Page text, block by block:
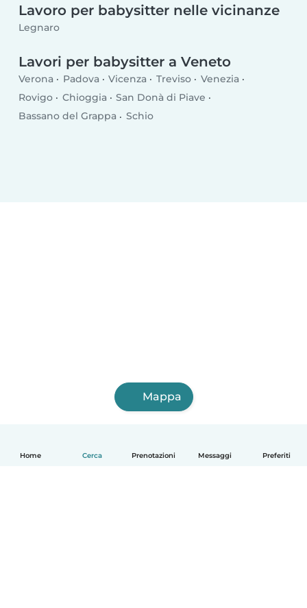
Home Cerca Prenotazioni Messaggi Preferiti
Lavoro per babysitter nelle vicinanze
Legnaro
Lavori per babysitter a Veneto
Verona Padova Vicenza Treviso
Venezia
Rovigo
Chioggia
San Donà di Piave
Bassano del Grappa
Schio
Mappa